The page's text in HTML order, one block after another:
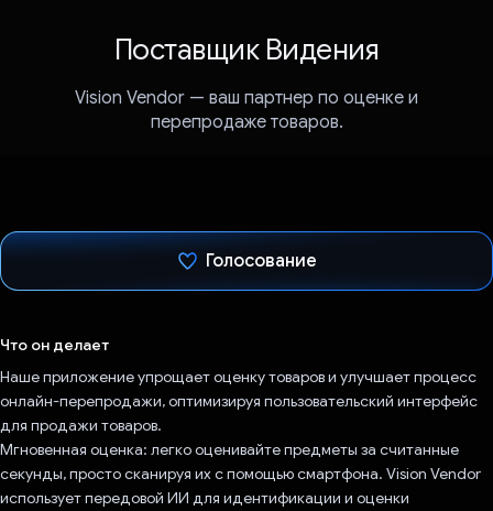
Поставщик Видения
Vision Vendor — ваш партнер по оценке и
перепродаже товаров.
Голосование
Что он делает
Наше приложение упрощает оценку товаров и улучшает процесс
онлайн-перепродажи, оптимизируя пользовательский интерфейс
для продажи товаров.
Мгновенная оценка: легко оценивайте предметы за считанные
секунды, просто сканируя их с помощью смартфона. Vision Vendor
использует передовой ИИ для идентификации и оценки